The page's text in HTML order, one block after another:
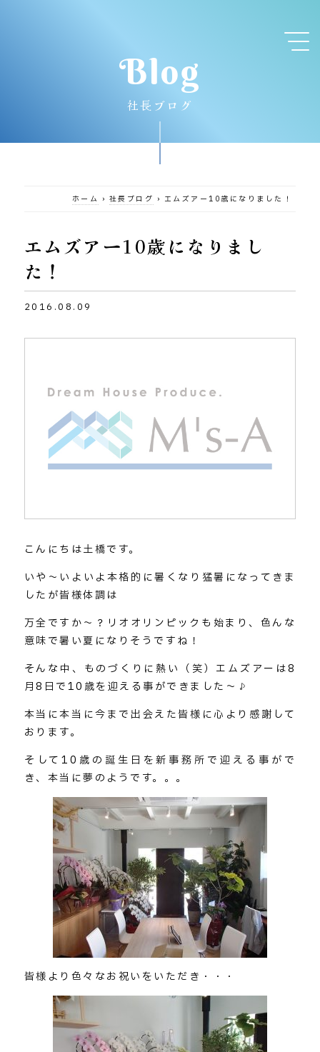
Blog
社長ブログ
ホーム › 社長ブログ › エムズアー10歳になりました！
エムズアー10歳になりまし
た！
2016.08.09
こんにちは土橋です。
いや～いよいよ本格的に暑くなり猛暑になってきま
したが皆様体調は
万全ですか～？リオオリンピックも始まり、色んな
意味で暑い夏になりそうですね！
そんな中、ものづくりに熱い（笑）エムズアーは8
月8日で10歳を迎える事ができました～♪
本当に本当に今まで出会えた皆様に心より感謝して
おります。
そして10歳の誕生日を新事務所で迎える事がで
き、本当に夢のようです。。。
皆様より色々なお祝いをいただき・・・